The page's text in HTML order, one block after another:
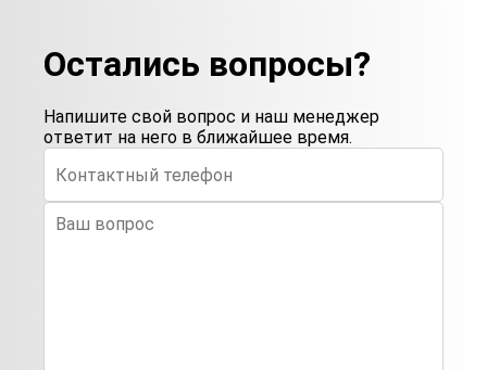
Остались вопросы?
Напишите свой вопрос и наш менеджер
ответит на него в ближайшее время.